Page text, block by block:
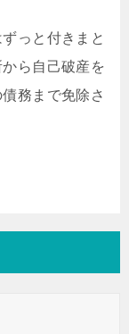
っと付きまと
ら自己破産を
務まで免除さ